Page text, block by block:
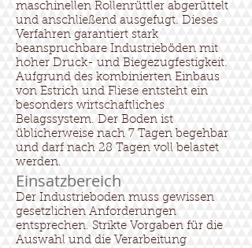
maschinellen Rollenrüttler abgerüttelt
und anschließend ausgefugt. Dieses
Verfahren garantiert stark
beanspruchbare Industrieböden mit
hoher Druck- und Biegezugfestigkeit.
Aufgrund des kombinierten Einbaus
von Estrich und Fliese entsteht ein
besonders wirtschaftliches
Belagssystem. Der Boden ist
üblicherweise nach 7 Tagen begehbar
und darf nach 28 Tagen voll belastet
werden.
Einsatzbereich
Der Industrieboden muss gewissen
gesetzlichen Anforderungen
entsprechen. Strikte Vorgaben für die
Auswahl und die Verarbeitung